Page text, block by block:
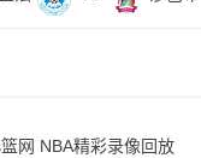
网 NBA精彩录像回放